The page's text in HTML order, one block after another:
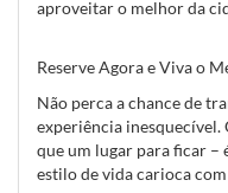
aproveitar o melhor da
Reserve Agora e Viva o
Não perca a chance de
experiência inesquecível.
que um lugar para ficar –
estilo de vida carioca